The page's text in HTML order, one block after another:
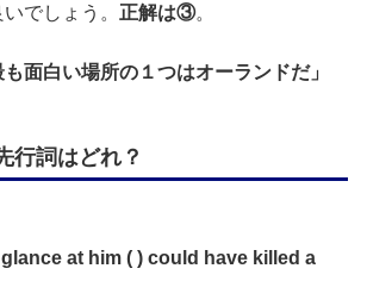
でしょう。 正解は③。
面白い場所の１つはオーランドだ」
行詞はどれ？
at him ( ) could have killed a